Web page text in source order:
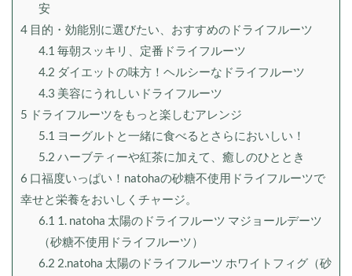
安
4 目的・効能別に選びたい、おすすめのドライフルーツ
4.1 毎朝スッキリ、定番ドライフルーツ
4.2 ダイエットの味方！ヘルシーなドライフルーツ
4.3 美容にうれしいドライフルーツ
5 ドライフルーツをもっと楽しむアレンジ
5.1 ヨーグルトと一緒に食べるとさらにおいしい！
5.2 ハーブティーや紅茶に加えて、癒しのひととき
6 口福度いっぱい！natohaの砂糖不使用ドライフルーツで
幸せと栄養をおいしくチャージ。
6.1 1. natoha 太陽のドライフルーツ マジョールデーツ
（砂糖不使用ドライフルーツ）
6.2 2.natoha 太陽のドライフルーツ ホワイトフィグ（砂